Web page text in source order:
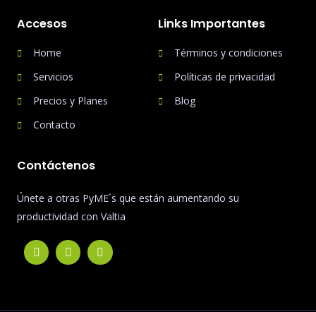
Accesos
Home
Servicios
Precios y Planes
Contacto
Links Importantes
Términos y condiciones
Políticas de privacidad
Blog
Contáctenos
Únete a otras PyME´s que están aumentando su
productividad con Valtia